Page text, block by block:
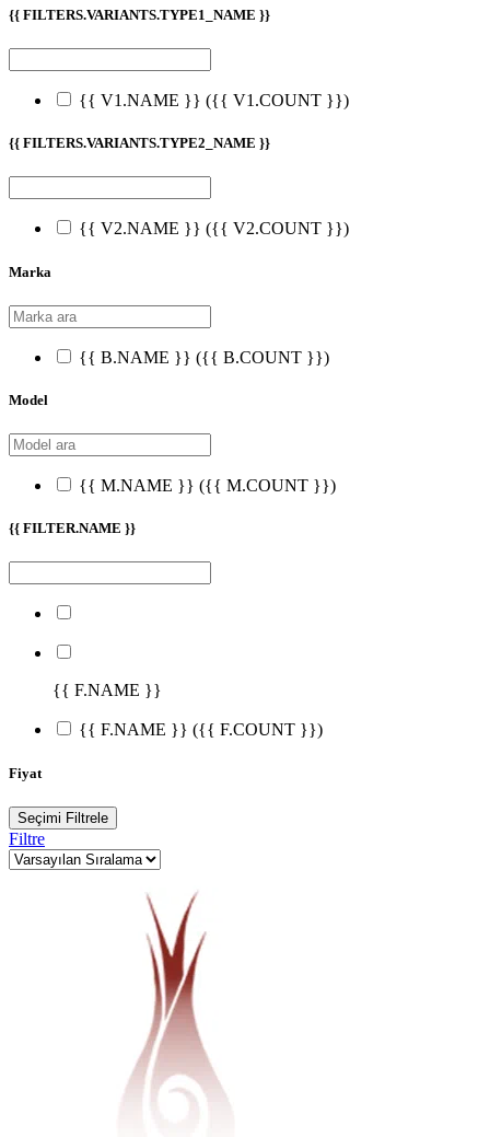
{{ FILTERS.VARIANTS.TYPE1_NAME }}
{{ V1.NAME }} ({{ V1.COUNT }})
{{ FILTERS.VARIANTS.TYPE2_NAME }}
{{ V2.NAME }} ({{ V2.COUNT }})
Marka
{{ B.NAME }} ({{ B.COUNT }})
Model
{{ M.NAME }} ({{ M.COUNT }})
{{ FILTER.NAME }}
{{ F.NAME }}
{{ F.NAME }} ({{ F.COUNT }})
Fiyat
Seçimi Filtrele
Filtre